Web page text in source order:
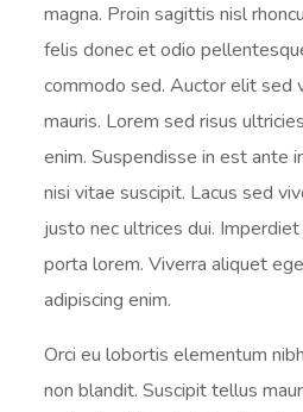
magna. Proin sagittis nisl
felis donec et odio
commodo sed. Auctor elit sed
mauris. Lorem sed risus
enim. Suspendisse in est ante
nisi vitae suscipit. Lacus sed
justo nec ultrices dui.
porta lorem. Viverra aliquet
adipiscing enim.
Orci eu lobortis elementum
non blandit. Suscipit tellus